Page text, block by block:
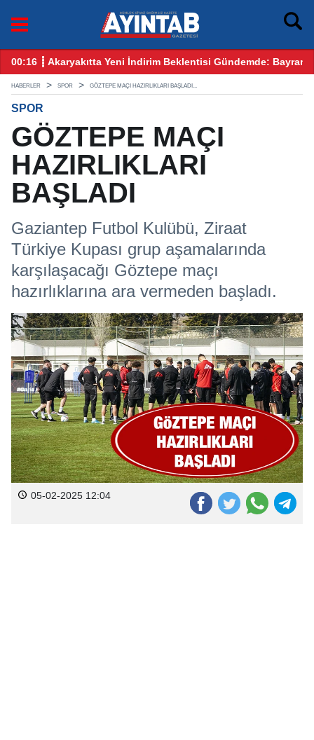
Bayram Öncesi Gözler Benzin ve Motorinde
12:25 ┋ CHP Gaziantep Karıştı: Ankara’dan Gelen
HABERLER SPOR GÖZTEPE MAÇI HAZIRLIKLARI BAŞLADI...
SPOR
GÖZTEPE MAÇI
HAZIRLIKLARI
BAŞLADI
Gaziantep Futbol Kulübü, Ziraat
Türkiye Kupası grup aşamalarında
karşılaşacağı Göztepe maçı
hazırlıklarına ara vermeden başladı.
05-02-2025 12:04